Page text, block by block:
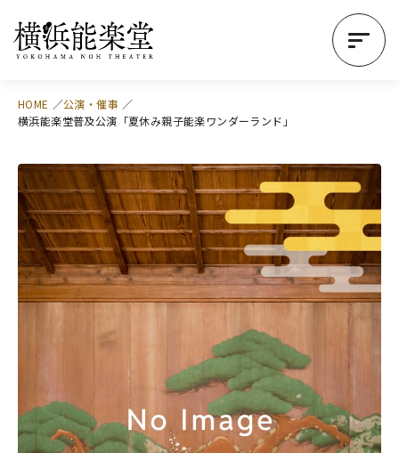
HOME
公演・催事
横浜能楽堂普及公演「夏休み親子能楽ワンダーランド」